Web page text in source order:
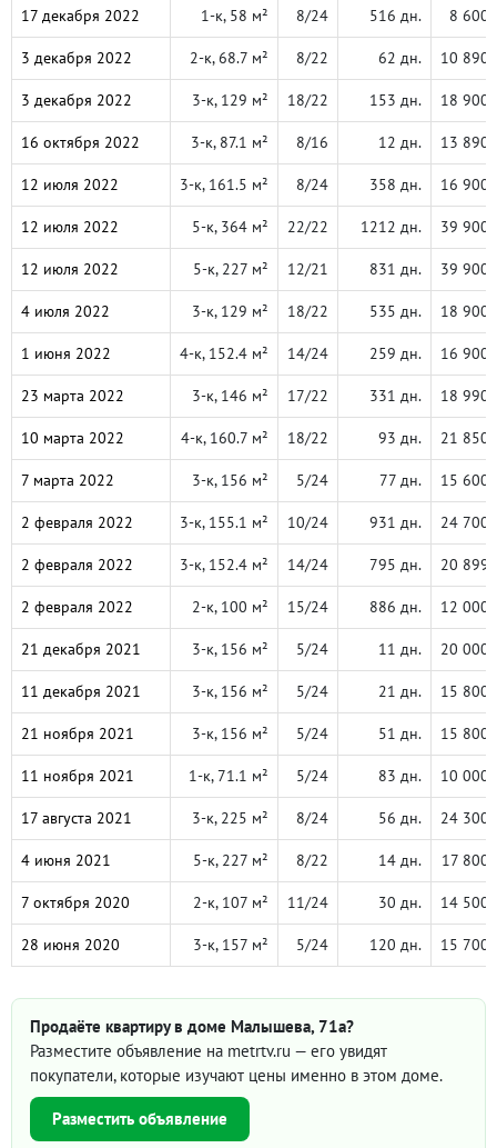
17 декабря 2022 1-к, 58 м² 8/24 516 дн. 8 600
3 декабря 2022 2-к, 68.7 м² 8/22 62 дн. 10 890
3 декабря 2022 3-к, 129 м² 18/22 153 дн. 18 900
16 октября 2022 3-к, 87.1 м² 8/16 12 дн. 13 890
12 июля 2022 3-к, 161.5 м² 8/24 358 дн. 16 900
12 июля 2022 5-к, 364 м² 22/22 1212 дн. 39 900
12 июля 2022 5-к, 227 м² 12/21 831 дн. 39 900
4 июля 2022 3-к, 129 м² 18/22 535 дн. 18 900
1 июня 2022 4-к, 152.4 м² 14/24 259 дн. 16 900
23 марта 2022 3-к, 146 м² 17/22 331 дн. 18 990
10 марта 2022 4-к, 160.7 м² 18/22 93 дн. 21 850
7 марта 2022 3-к, 156 м² 5/24 77 дн. 15 600
2 февраля 2022 3-к, 155.1 м² 10/24 931 дн. 24 700
2 февраля 2022 3-к, 152.4 м² 14/24 795 дн. 20 899
2 февраля 2022 2-к, 100 м² 15/24 886 дн. 12 000
21 декабря 2021 3-к, 156 м² 5/24 11 дн. 20 000
11 декабря 2021 3-к, 156 м² 5/24 21 дн. 15 800
21 ноября 2021 3-к, 156 м² 5/24 51 дн. 15 800
11 ноября 2021 1-к, 71.1 м² 5/24 83 дн. 10 000
17 августа 2021 3-к, 225 м² 8/24 56 дн. 24 300
4 июня 2021 5-к, 227 м² 8/22 14 дн. 17 800
7 октября 2020 2-к, 107 м² 11/24 30 дн. 14 500
28 июня 2020 3-к, 157 м² 5/24 120 дн. 15 700
Продаёте квартиру в доме Малышева, 71а?
Разместите объявление на metrtv.ru — его увидят
покупатели, которые изучают цены именно в этом доме.
Разместить объявление